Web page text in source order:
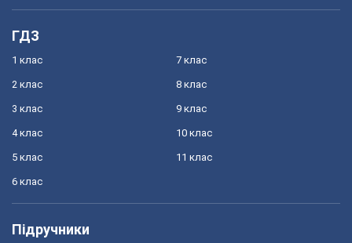
ГДЗ
1 клас
2 клас
3 клас
4 клас
5 клас
6 клас
7 клас
8 клас
9 клас
10 клас
11 клас
Підручники